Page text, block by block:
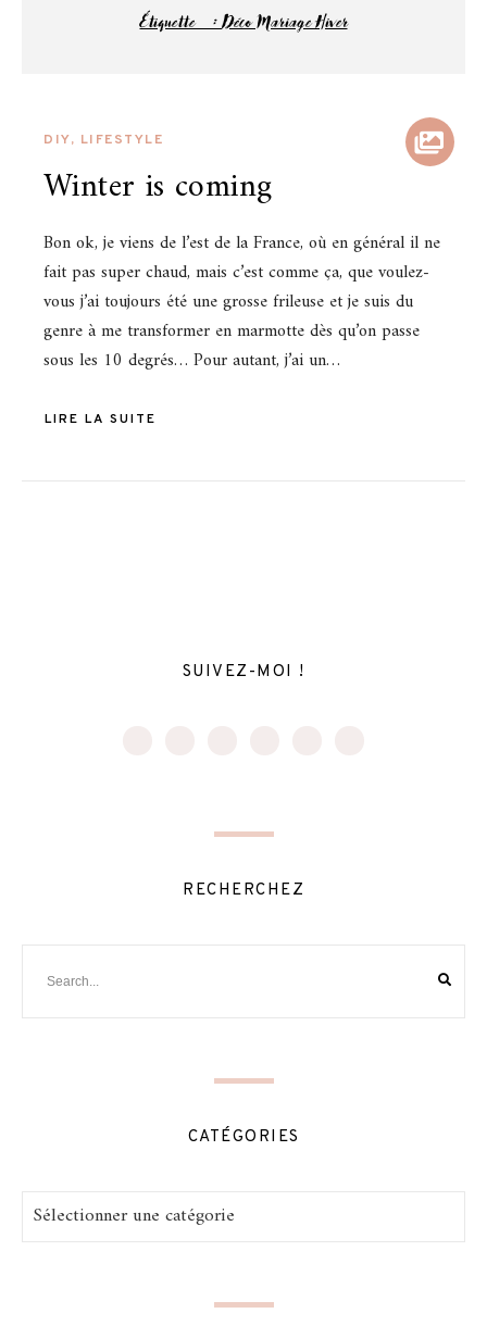
Étiquette :Déco Mariage Hiver
DIY, LIFESTYLE
Winter is coming
Bon ok, je viens de l’est de la France, où en général il ne
fait pas super chaud, mais c’est comme ça, que voulez-
vous j’ai toujours été une grosse frileuse et je suis du
genre à me transformer en marmotte dès qu’on passe
sous les 10 degrés… Pour autant, j’ai un…
LIRE LA SUITE
SUIVEZ-MOI !
RECHERCHEZ
CATÉGORIES
Catégories